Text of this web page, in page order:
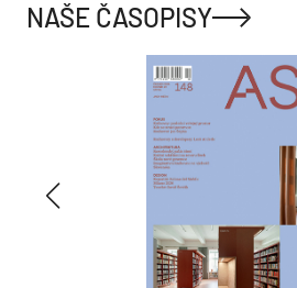
NAŠE ČASOPISY